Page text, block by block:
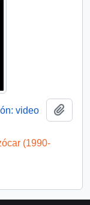
video
(1990-